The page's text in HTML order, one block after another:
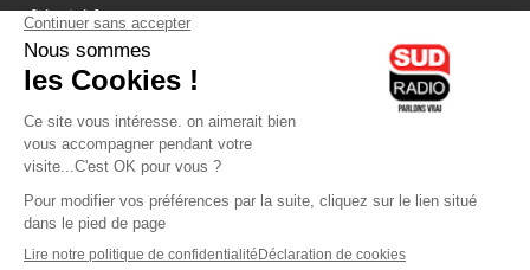
fiducial.fr
lyoncapitale.fr
olympique-et-lyonnais.com
L'application Iphone / Android
Téléchargez l'application
Les cookies